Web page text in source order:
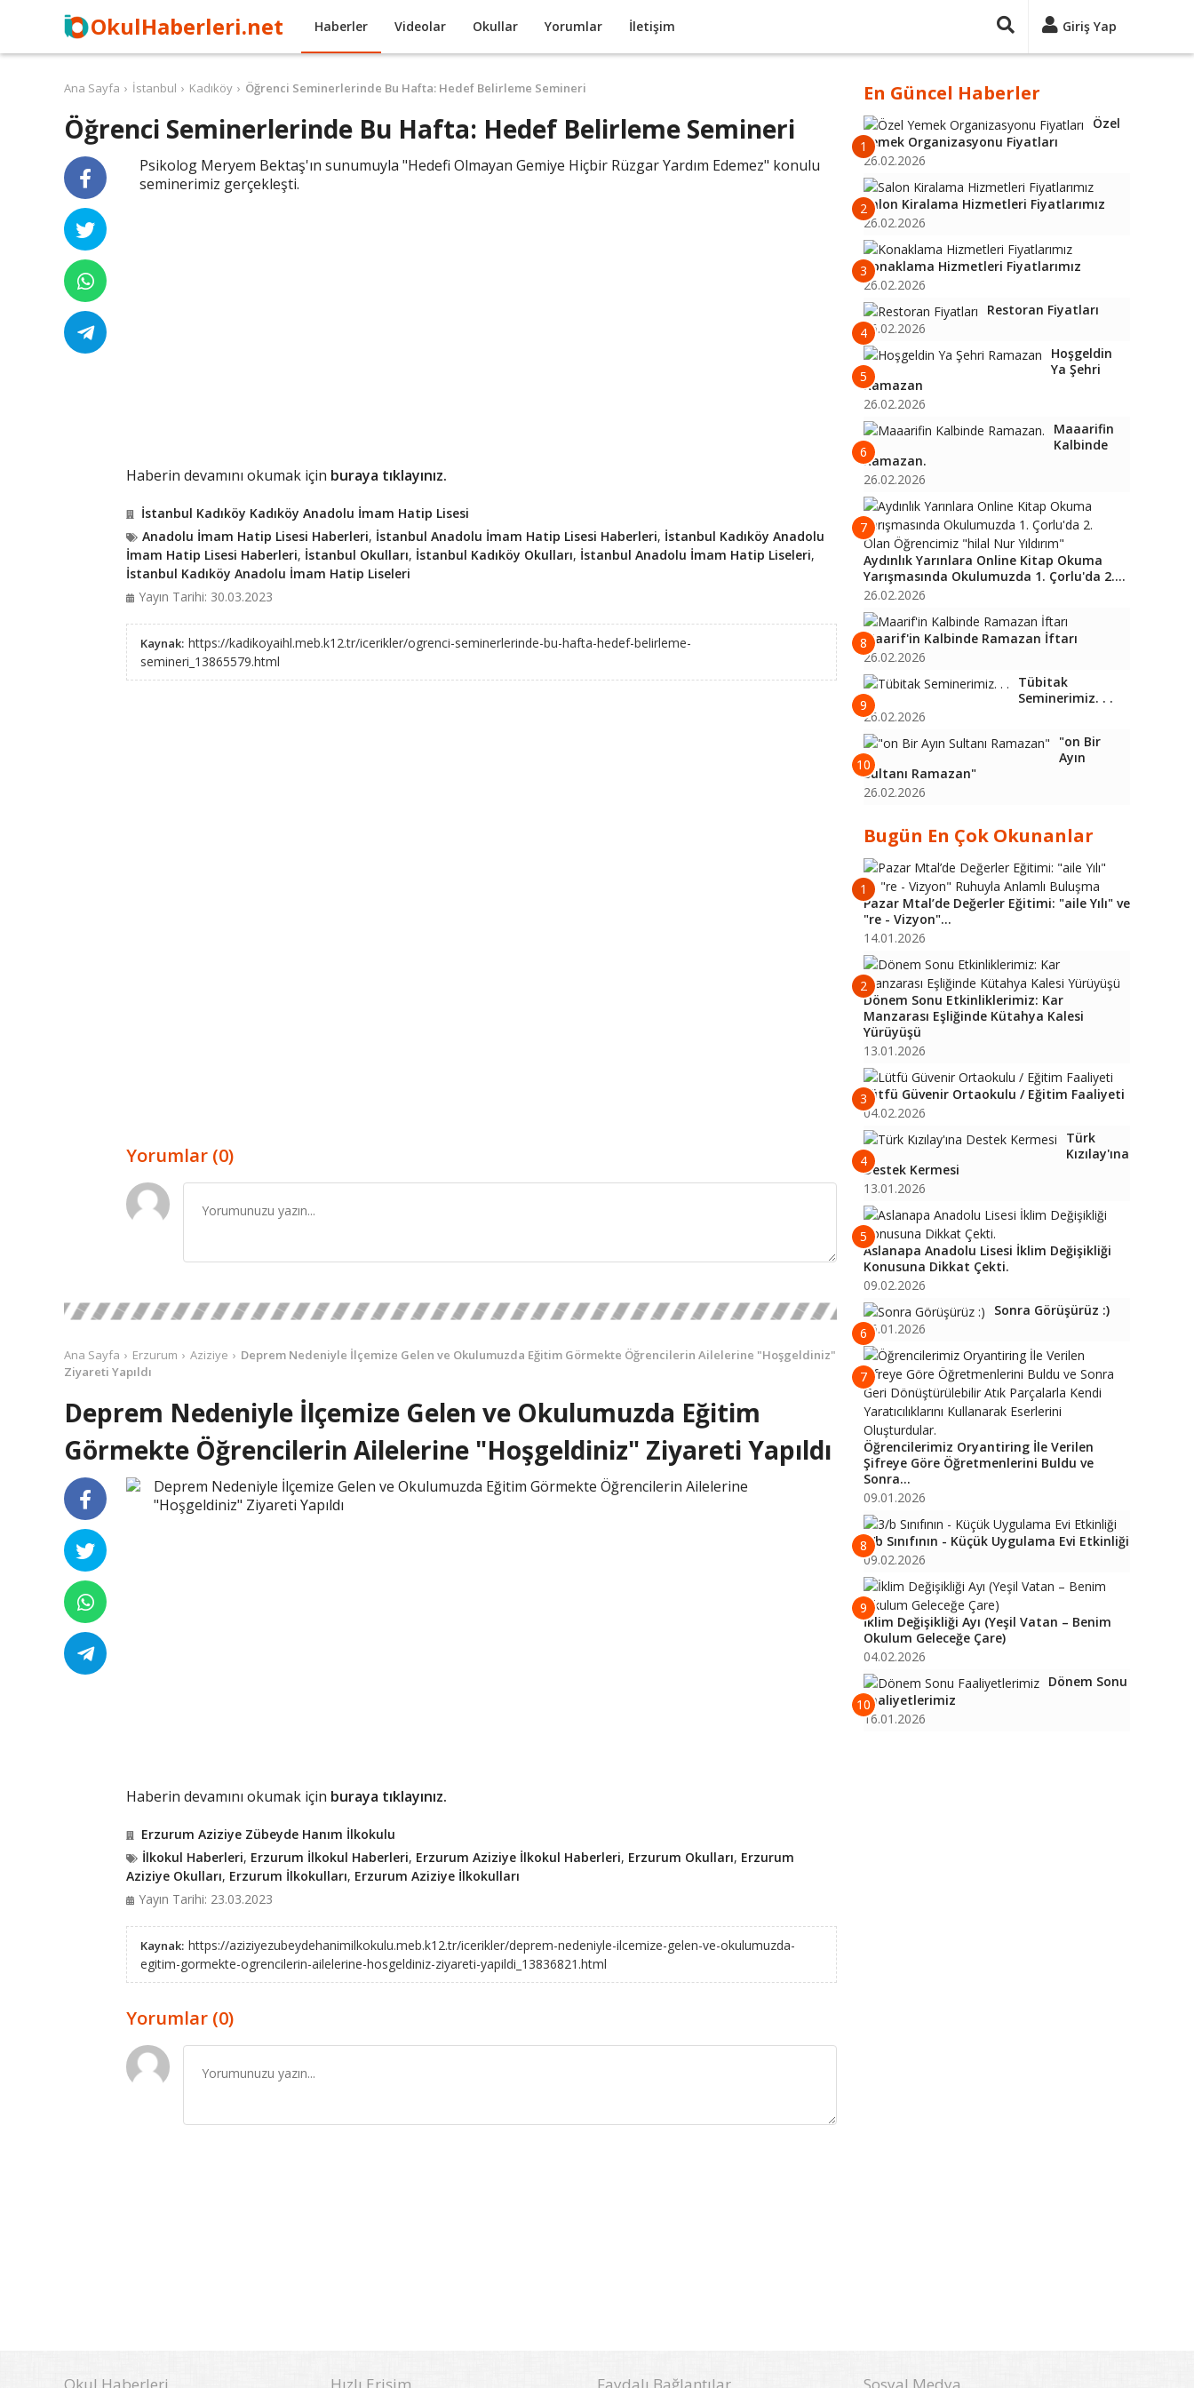
OkulHaberleri.net Haberler Videolar Okullar Yorumlar İletişim Giriş Yap
Ana Sayfa İstanbul Kadıköy Öğrenci Seminerlerinde Bu Hafta: Hedef Belirleme Semineri
Öğrenci Seminerlerinde Bu Hafta: Hedef Belirleme Semineri
Psikolog Meryem Bektaş'ın sunumuyla "Hedefi Olmayan Gemiye Hiçbir Rüzgar Yardım Edemez" konulu
seminerimiz gerçekleşti.
Haberin devamını okumak için buraya tıklayınız.
İstanbul Kadıköy Kadıköy Anadolu İmam Hatip Lisesi
Anadolu İmam Hatip Lisesi Haberleri, İstanbul Anadolu İmam Hatip Lisesi Haberleri, İstanbul Kadıköy Anadolu
İmam Hatip Lisesi Haberleri, İstanbul Okulları, İstanbul Kadıköy Okulları, İstanbul Anadolu İmam Hatip Liseleri,
İstanbul Kadıköy Anadolu İmam Hatip Liseleri
Yayın Tarihi: 30.03.2023
Kaynak: https://kadikoyaihl.meb.k12.tr/icerikler/ogrenci-seminerlerinde-bu-hafta-hedef-belirleme-
semineri_13865579.html
Yorumlar (0)
Ana Sayfa Erzurum Aziziye
Deprem Nedeniyle İlçemize Gelen ve Okulumuzda Eğitim Görmekte Öğrencilerin Ailelerine "Hoşgeldiniz"
Ziyareti Yapıldı
Deprem Nedeniyle İlçemize Gelen ve Okulumuzda Eğitim
Görmekte Öğrencilerin Ailelerine "Hoşgeldiniz" Ziyareti Yapıldı
Deprem Nedeniyle İlçemize Gelen ve Okulumuzda Eğitim Görmekte Öğrencilerin Ailelerine
"Hoşgeldiniz" Ziyareti Yapıldı
Haberin devamını okumak için buraya tıklayınız.
Erzurum Aziziye Zübeyde Hanım İlkokulu
İlkokul Haberleri, Erzurum İlkokul Haberleri, Erzurum Aziziye İlkokul Haberleri, Erzurum Okulları, Erzurum
Aziziye Okulları, Erzurum İlkokulları, Erzurum Aziziye İlkokulları
Yayın Tarihi: 23.03.2023
Kaynak: https://aziziyezubeydehanimilkokulu.meb.k12.tr/icerikler/deprem-nedeniyle-ilcemize-gelen-ve-okulumuzda-
egitim-gormekte-ogrencilerin-ailelerine-hosgeldiniz-ziyareti-yapildi_13836821.html
Yorumlar (0)
En Güncel Haberler
1
Özel
Yemek Organizasyonu Fiyatları
26.02.2026
2Salon Kiralama Hizmetleri Fiyatlarımız
26.02.2026
3Konaklama Hizmetleri Fiyatlarımız
26.02.2026
4
Restoran Fiyatları
26.02.2026
5
Hoşgeldin
Ya Şehri
Ramazan
26.02.2026
6
Maaarifin
Kalbinde
Ramazan.
26.02.2026
7
Aydınlık Yarınlara Online Kitap Okuma
Yarışmasında Okulumuzda 1. Çorlu'da 2....
26.02.2026
8Maarif'in Kalbinde Ramazan İftarı
26.02.2026
9
Tübitak
Seminerimiz. . .
26.02.2026
10
"on Bir
Ayın
Sultanı Ramazan"
26.02.2026
Bugün En Çok Okunanlar
1
Pazar Mtal’de Değerler Eğitimi: "aile Yılı" ve
"re - Vizyon"...
14.01.2026
2
Dönem Sonu Etkinliklerimiz: Kar
Manzarası Eşliğinde Kütahya Kalesi
Yürüyüşü
13.01.2026
3Lütfü Güvenir Ortaokulu / Eğitim Faaliyeti
04.02.2026
4
Türk
Kızılay'ına
Destek Kermesi
13.01.2026
5
Aslanapa Anadolu Lisesi İklim Değişikliği
Konusuna Dikkat Çekti.
09.02.2026
6
Sonra Görüşürüz :)
16.01.2026
7
Öğrencilerimiz Oryantiring İle Verilen
Şifreye Göre Öğretmenlerini Buldu ve
Sonra...
09.01.2026
83/b Sınıfının - Küçük Uygulama Evi Etkinliği
09.02.2026
9
İklim Değişikliği Ayı (Yeşil Vatan – Benim
Okulum Geleceğe Çare)
04.02.2026
10
Dönem Sonu
Faaliyetlerimiz
16.01.2026